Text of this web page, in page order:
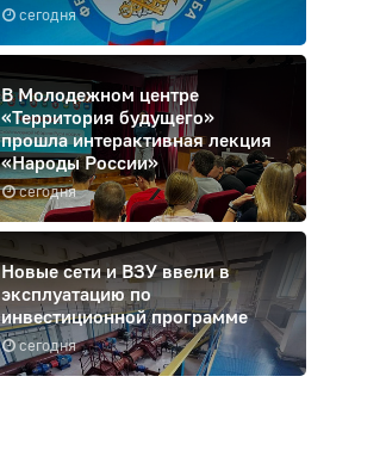
сегодня
сегодня
В Молодежном центре
«Территория будущего»
прошла интерактивная лекция
«Народы России»
сегодня
Новые сети и ВЗУ ввели в
эксплуатацию по
инвестиционной программе